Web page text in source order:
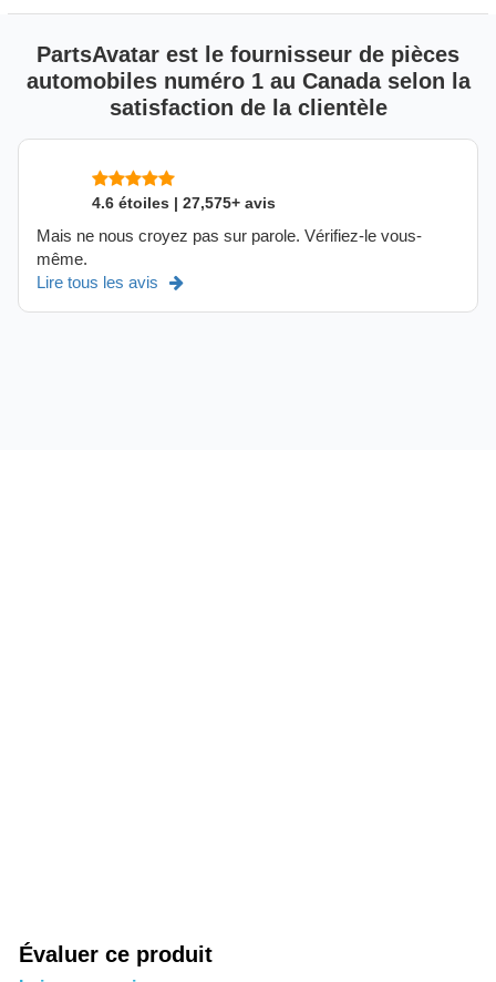
PartsAvatar est le fournisseur de pièces
automobiles numéro 1 au Canada selon la
satisfaction de la clientèle
4.6 étoiles | 27,575+ avis
Mais ne nous croyez pas sur parole. Vérifiez-le vous-
même.
Lire tous les avis
Évaluer ce produit